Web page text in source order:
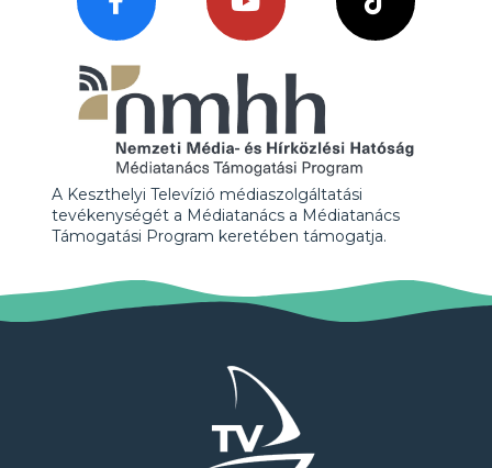
A Keszthelyi Televízió médiaszolgáltatási
tevékenységét a Médiatanács a Médiatanács
Támogatási Program keretében támogatja.